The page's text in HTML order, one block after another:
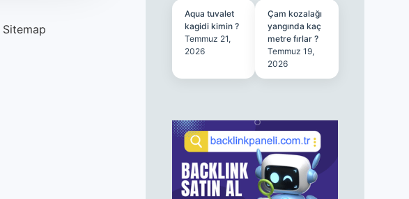
Sitemap
Aqua tuvalet
kagidi kimin ?
Temmuz 21,
2026
Çam kozalağı
yangında kaç
metre fırlar ?
Temmuz 19,
2026